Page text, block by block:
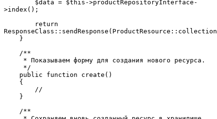
>index();
    }
    /**
     * Показываем форму для создания нового ресурса.
     */
    public function create()
    {
        //
    }
    /**